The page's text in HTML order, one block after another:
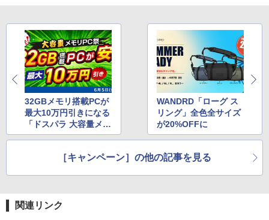
32GBメモリ搭載PCが
最大10万円引きになる
「ドスパラ 大容量メモ
リPC祭」
WANDRD「ローグ ス
リング」全色全サイズ
が20%OFFに
［キャンペーン］の他の記事を見る
関連リンク